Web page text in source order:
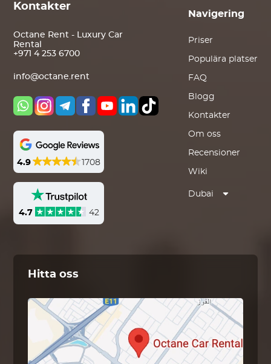
Kontakter
Octane Rent - Luxury Car
Rental
+971 4 253 6700
info@octane.rent
4.9 1708
4.7 42
Navigering
Priser
Populära platser
FAQ
Blogg
Kontakter
Om oss
Recensioner
Wiki
Dubai
Hitta oss